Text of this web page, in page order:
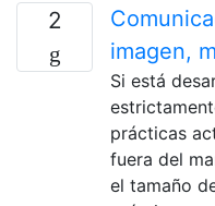
2
imagen,
Si está
prácticas
fuera del
el tamaño